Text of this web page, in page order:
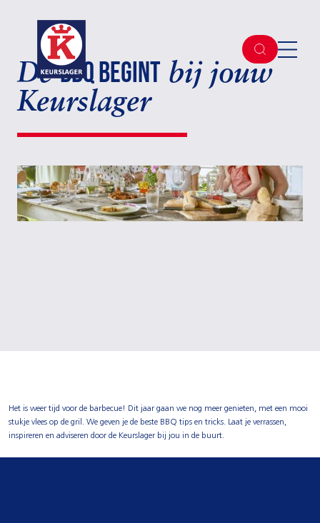
DeBBQ begint bij jouw
Keurslager
Het is weer tijd voor de barbecue! Dit jaar gaan we nog meer genieten, met een mooi
stukje vlees op de gril. We geven je de beste BBQ tips en tricks. Laat je verrassen,
inspireren en adviseren door de Keurslager bij jou in de buurt.